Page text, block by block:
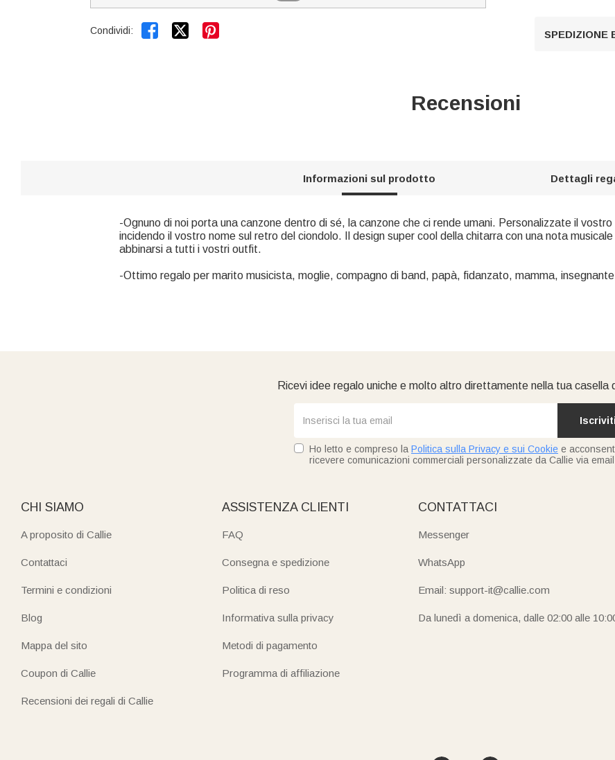
Condividi:   SPEDIZIONE
Recensioni
Informazioni sul prodotto Dettagli
-Ognuno di noi porta una canzone dentro di sé, la canzone che ci rende umani. Personalizzate il
incidendo il vostro nome sul retro del ciondolo. Il design super cool della chitarra con una nota
abbinarsi a tutti i vostri outfit.
-Ottimo regalo per marito musicista, moglie, compagno di band, papà, fidanzato, mamma,
Ricevi idee regalo uniche e molto altro direttamente nella tua casella
Iscriviti
Ho letto e compreso la Politica sulla Privacy e sui Cookie e
ricevere comunicazioni commerciali personalizzate da Callie via
CHI SIAMO
A proposito di Callie
Contattaci
Termini e condizioni
Blog
Mappa del sito
Coupon di Callie
Recensioni dei regali di Callie
ASSISTENZA CLIENTI
FAQ
Consegna e spedizione
Politica di reso
Informativa sulla privacy
Metodi di pagamento
Programma di affiliazione
CONTATTACI
Messenger
WhatsApp
Email: support-it@callie.com
Da lunedì a domenica, dalle 02:00 alle